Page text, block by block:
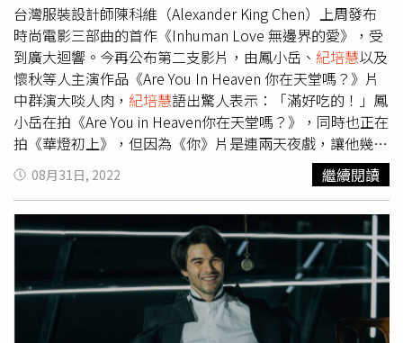
是透過他的歌唱作品認識他，一起演戲後發現他節奏感、新
鮮感與表演的真實感都很讓人驚艷！」張懷秋則說演出的效
果能夠這麼好是因為三人的討論堆疊，他們在片場即興討論
出來不少台詞和互動，「雖然拍攝時間不短，但因為跟三位
都合作得非常開心，感覺時間過得特別快！」
台灣服裝設計師陳科維（Alexander King Chen）上周發布
時尚電影三部曲的首作《Inhuman Love 無邊界的愛》，受
到廣大迴響。今再公布第二支影片，由鳳小岳、 紀培慧以及
懷秋等人主演作品《Are You In Heaven 你在天堂嗎？》片
中群演大啖人肉， 紀培慧語出驚人表示：「滿好吃的！」鳳
小岳在拍《Are You in Heaven你在天堂嗎？》，同時也正在
拍《華燈初上》，但因為《你》片是連兩天夜戲，讓他幾乎
沒有睡覺。他回憶當時不覺得辛苦，反而說：「這是一個很
有意思的創作，在台灣也比較少有機會用全英文的工作環
境，再累都還是想接這部短片。」能與遠從美國而來的導
演，還有紀培慧、懷秋等演員一同合作，都是他無法抗拒劇
本的原因。但身體的疲勞還是難免，他透露提神的方式，就
是「呼吸」。幼年時曾經在少林寺習武的他也表示，在現場
要轉換角色時，就是透過感受現場的溫度、氛圍，「注意自
己的呼吸，和自己的呼吸找到新的連結，就可以讓我再進入
到拍攝的狀態中」。《Are You in Heaven 你在天堂嗎？》
08月31日, 2022 繼續閱讀